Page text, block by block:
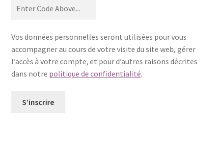
Vos données personnelles seront utilisées pour vous
accompagner au cours de votre visite du site web, gérer
l’accès à votre compte, et pour d’autres raisons décrites
dans notre politique de confidentialité.
S’inscrire